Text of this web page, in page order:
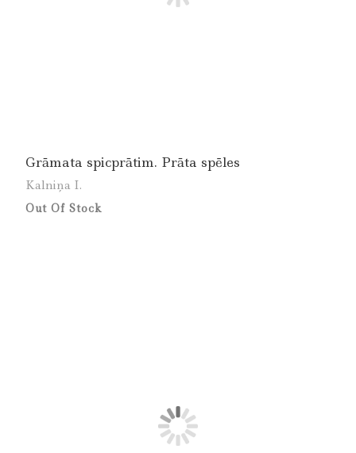
Grāmata spicprātim. Prāta spēles
Kalniņa I.
Out Of Stock